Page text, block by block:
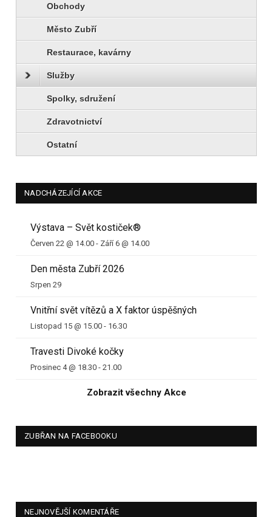
Obchody
Město Zubří
Restaurace, kavárny
Služby
Spolky, sdružení
Zdravotnictví
Ostatní
NADCHÁZEJÍCÍ AKCE
Výstava – Svět kostiček®
Červen 22 @ 14.00 - Září 6 @ 14.00
Den města Zubří 2026
Srpen 29
Vnitřní svět vítězů a X faktor úspěšných
Listopad 15 @ 15.00 - 16.30
Travesti Divoké kočky
Prosinec 4 @ 18.30 - 21.00
Zobrazit všechny Akce
ZUBŘAN NA FACEBOOKU
NEJNOVĚJŠÍ KOMENTÁŘE